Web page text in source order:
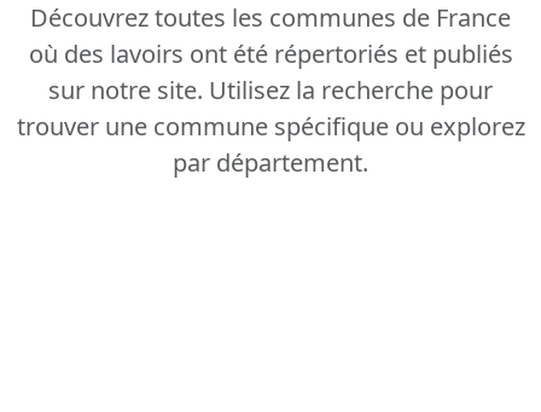
Découvrez toutes les communes de France
où des lavoirs ont été répertoriés et publiés
sur notre site. Utilisez la recherche pour
trouver une commune spécifique ou explorez
par département.